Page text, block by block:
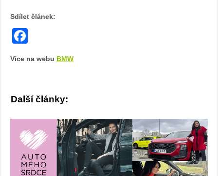
Sdílet článek:
Více na webu BMW
Další články: